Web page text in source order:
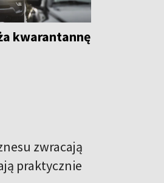
kwarantannę
zwracają
praktycznie